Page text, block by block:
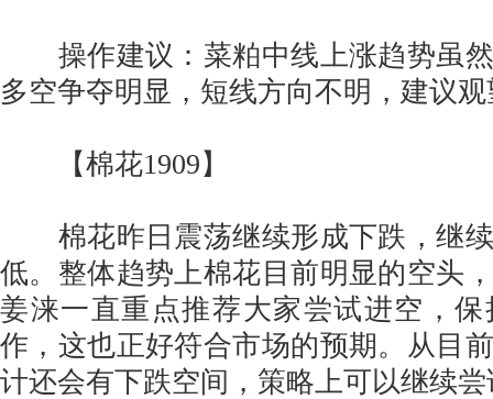
操作建议：菜粕中线上涨趋势虽然
多空争夺明显，短线方向不明，建议
【棉花1909】
棉花昨日震荡继续形成下跌，继续
低。整体趋势上棉花目前明显的空头
姜涞一直重点推荐大家尝试进空，
作，这也正好符合市场的预期。从目
计还会有下跌空间，策略上可以继续